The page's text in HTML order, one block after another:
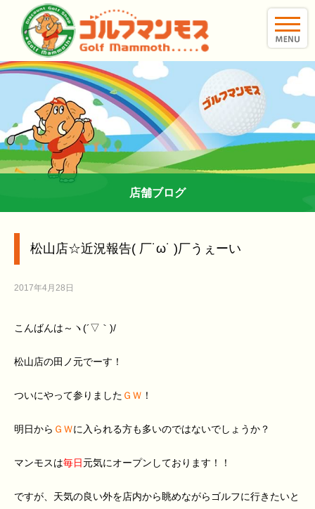
店舗ブログ
松山店☆近況報告( 厂˙ω˙ )厂うぇーい
2017年4月28日
こんばんは～ヽ(´▽｀)/
松山店の田ノ元でーす！
ついにやって参りました ＧＷ ！
明日から ＧＷに入られる方も多いのではないでしょうか？
マンモスは毎日元気にオープンしております！！
ですが、天気の良い外を店内から眺めながらゴルフに行きたいと